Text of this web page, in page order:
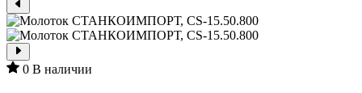
0 В наличии